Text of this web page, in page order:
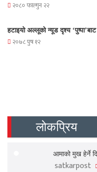
२०८० फाल्गुन २२
हटाइयो अल्लूको न्यूड दृश्य ‘पुष्पा’बाट
२०७८ पुष १२
लोकप्रिय
आमाको मुख हेर्ने
satkarpost